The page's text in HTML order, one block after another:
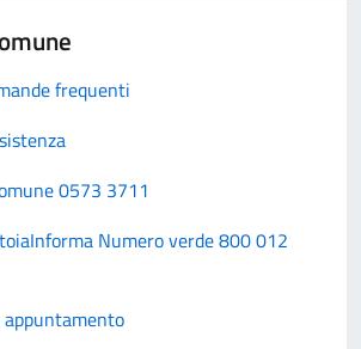
frequenti
0573 3711
Numero verde 800 012